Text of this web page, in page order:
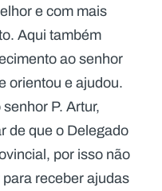
e com mais
Aqui também
ao senhor
orientou e ajudou.
P. Artur,
de que o Delegado
por isso não
receber ajudas